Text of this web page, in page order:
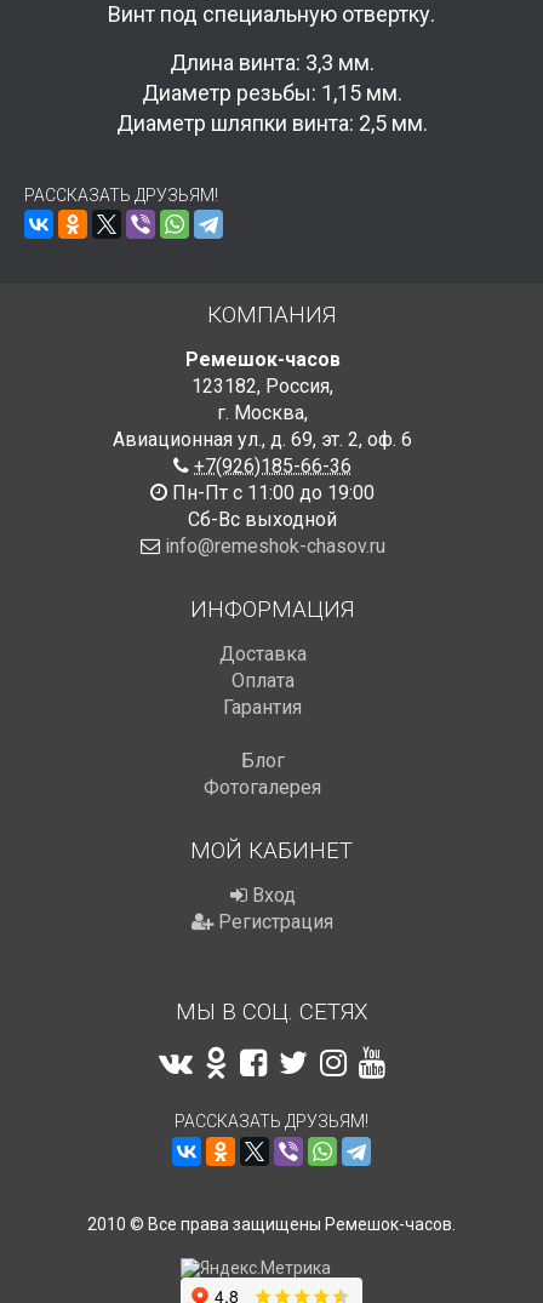
Винт под специальную отвертку.
Длина винта: 3,3 мм.
Диаметр резьбы: 1,15 мм.
Диаметр шляпки винта: 2,5 мм.
РАССКАЗАТЬ ДРУЗЬЯМ!
КОМПАНИЯ
Ремешок-часов
123182, Россия,
г. Москва,
Авиационная ул., д. 69, эт. 2, оф. 6
+7(926)185-66-36
Пн-Пт с 11:00 до 19:00
Сб-Вс выходной
info@remeshok-chasov.ru
ИНФОРМАЦИЯ
Доставка
Оплата
Гарантия
Блог
Фотогалерея
МОЙ КАБИНЕТ
Вход
Регистрация
МЫ В СОЦ. СЕТЯХ
РАССКАЗАТЬ ДРУЗЬЯМ!
2010 © Все права защищены Ремешок-часов.